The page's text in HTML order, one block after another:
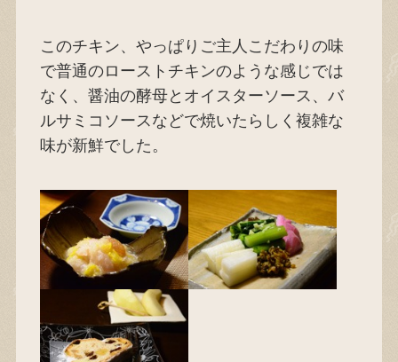
このチキン、やっぱりご主人こだわりの味
で普通のローストチキンのような感じでは
なく、醤油の酵母とオイスターソース、バ
ルサミコソースなどで焼いたらしく複雑な
味が新鮮でした。